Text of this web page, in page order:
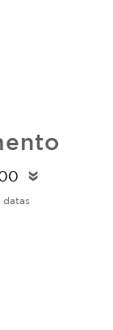
double_arrow
datas